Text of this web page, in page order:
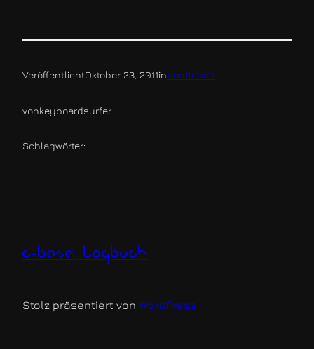
VeröffentlichtOktober 23, 2011inbordleben
vonkeyboardsurfer
Schlagwörter:
c-base logbuch
Stolz präsentiert von WordPress